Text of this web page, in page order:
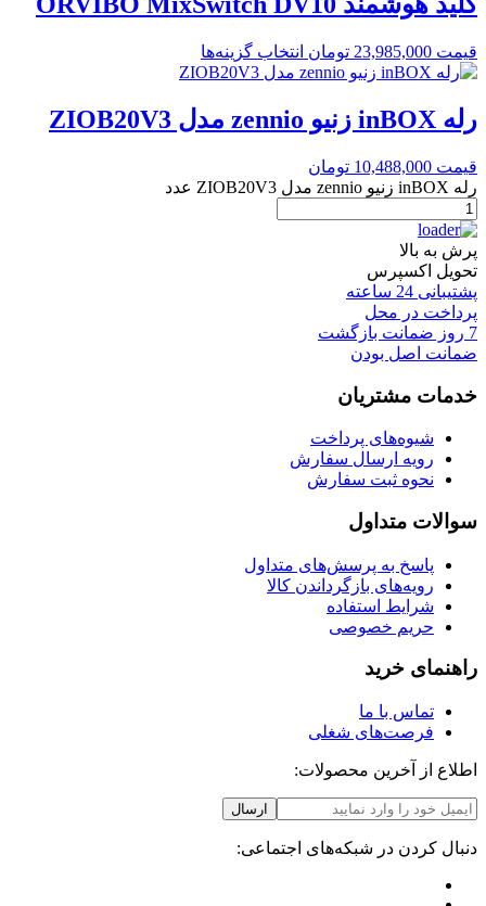
قیمت 23,985,000 تومان انتخاب گزینه‌ها
رله inBOX زنیو zennio مدل ZIOB20V3
قیمت 10,488,000 تومان
رله inBOX زنیو zennio مدل ZIOB20V3 عدد
پرش به بالا
تحویل اکسپرس
پشتیبانی 24 ساعته
پرداخت در محل
7 روز ضمانت بازگشت
ضمانت اصل بودن
خدمات مشتریان
شیوه‌های پرداخت
رویه ارسال سفارش
نحوه ثبت سفارش
سوالات متداول
پاسخ به پرسش‌های متداول
رویه‌های بازگرداندن کالا
شرایط استفاده
حریم خصوصی
راهنمای خرید
تماس با ما
فرصت‌های شغلی
اطلاع از آخرین محصولات:
ارسال
دنبال کردن در شبکه‌های اجتماعی: